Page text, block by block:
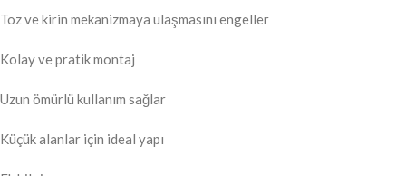
Toz ve kirin mekanizmaya ulaşmasını engeller
Kolay ve pratik montaj
Uzun ömürlü kullanım sağlar
Küçük alanlar için ideal yapı